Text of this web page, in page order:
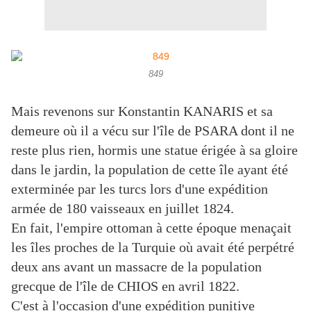
849
Mais revenons sur Konstantin KANARIS et sa
demeure où il a vécu sur l'île de PSARA dont il ne
reste plus rien, hormis une statue érigée à sa gloire
dans le jardin, la population de cette île ayant été
exterminée par les turcs lors d'une expédition
armée de 180 vaisseaux en juillet 1824.
En fait, l'empire ottoman à cette époque menaçait
les îles proches de la Turquie où avait été perpétré
deux ans avant un massacre de la population
grecque de l'île de CHIOS en avril 1822.
C'est à l'occasion d'une expédition punitive